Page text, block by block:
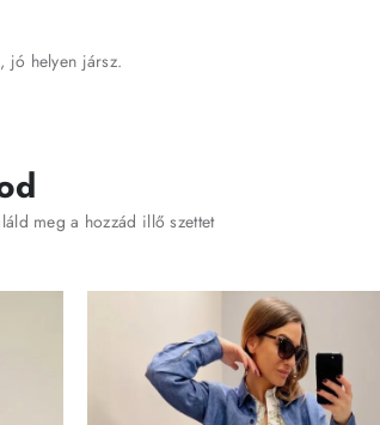
jó helyen jársz.
meg a hozzád illő szettet